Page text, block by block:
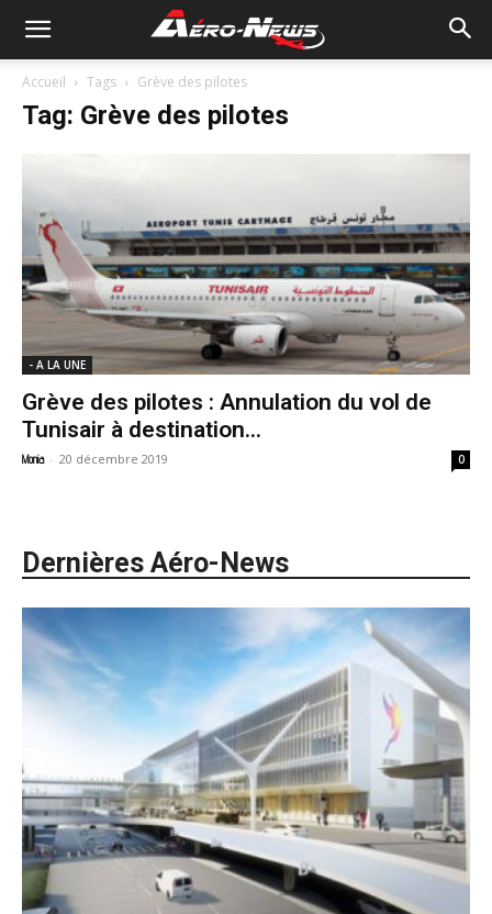
Accueil Tags Grève des pilotes
Tag: Grève des pilotes
- A LA UNE
Grève des pilotes : Annulation du vol de
Tunisair à destination...
Monia - 20 décembre 2019 0
Dernières Aéro-News